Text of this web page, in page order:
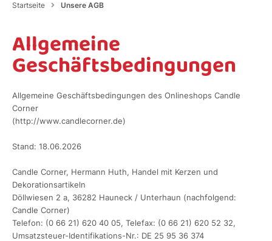
Startseite Unsere AGB
Allgemeine
Geschäftsbedingungen
Allgemeine Geschäftsbedingungen des Onlineshops Candle
Corner
(http://www.candlecorner.de)
Stand: 18.06.2026
Candle Corner, Hermann Huth, Handel mit Kerzen und
Dekorationsartikeln
Döllwiesen 2 a, 36282 Hauneck / Unterhaun (nachfolgend:
Candle Corner)
Telefon: (0 66 21) 620 40 05, Telefax: (0 66 21) 620 52 32,
Umsatzsteuer-Identifikations-Nr.: DE 25 95 36 374